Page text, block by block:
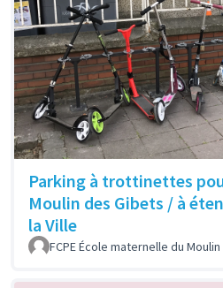
Parking à trottinettes
Moulin des Gibets / à
la Ville
FCPE École maternelle du